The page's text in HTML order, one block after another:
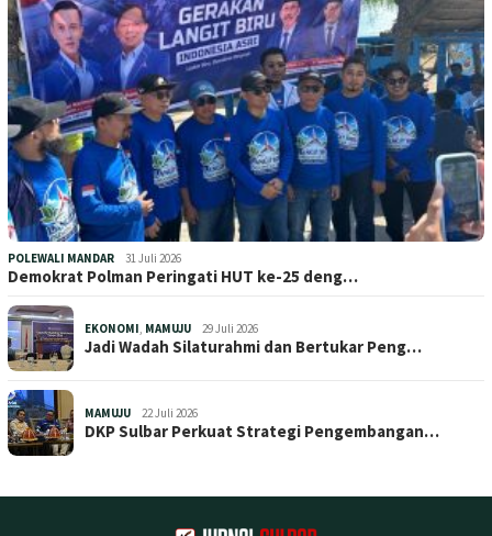
POLEWALI MANDAR 31 Juli 2026
Demokrat Polman Peringati HUT ke-25 deng…
EKONOMI, MAMUJU 29 Juli 2026
Jadi Wadah Silaturahmi dan Bertukar Peng…
MAMUJU 22 Juli 2026
DKP Sulbar Perkuat Strategi Pengembangan…